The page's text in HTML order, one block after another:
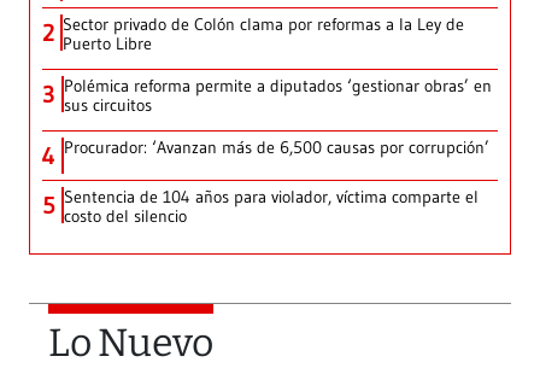
2 Sector privado de Colón clama por reformas a la Ley de
Puerto Libre
3 Polémica reforma permite a diputados ‘gestionar obras’ en
sus circuitos
4 Procurador: ‘Avanzan más de 6,500 causas por corrupción’
5 Sentencia de 104 años para violador, víctima comparte el
costo del silencio
Lo Nuevo